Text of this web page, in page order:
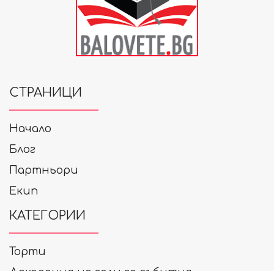
СТРАНИЦИ
Начало
Блог
Партньори
Екип
КАТЕГОРИИ
Торти